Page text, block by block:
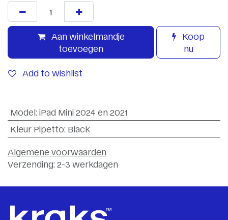
Aan winkelmandje
toevoegen
Koop
nu
Add to wishlist
Model: iPad Mini 2024 en 2021
Kleur Pipetto: Black
Algemene voorwaarden
Verzending: 2-3 werkdagen